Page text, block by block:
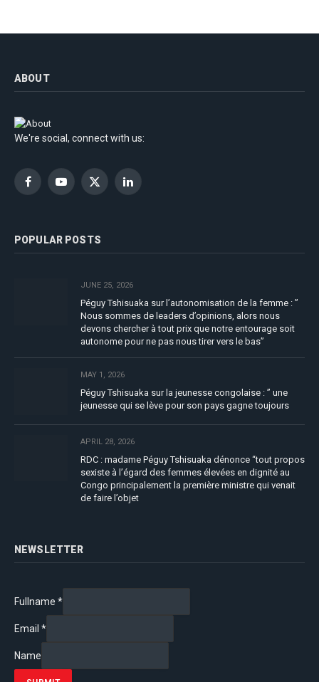
ABOUT
We're social, connect with us:
FacebookYouTubeX
LinkedIn
POPULAR POSTS
JUNE 25, 2026
Péguy Tshisuaka sur l’autonomisation de la femme : ”
Nous sommes de leaders d’opinions, alors nous
devons chercher à tout prix que notre entourage soit
autonome pour ne pas nous tirer vers le bas”
MAY 1, 2026
Péguy Tshisuaka sur la jeunesse congolaise : ” une
jeunesse qui se lève pour son pays gagne toujours
APRIL 28, 2026
RDC : madame Péguy Tshisuaka dénonce “tout propos
sexiste à l’égard des femmes élevées en dignité au
Congo principalement la première ministre qui venait
de faire l’objet
NEWSLETTER
Fullname *
Email *
Name